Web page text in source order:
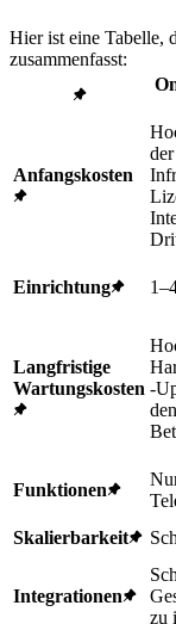
Hier ist eine Tabelle,
zusammenfasst:
Anfangskosten
Einrichtung
Langfristige
Wartungskosten -
Funktionen
Skalierbarkeit
Integrationen
zu